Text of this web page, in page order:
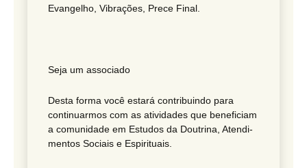
Evangelho, Vibrações, Prece Final.
Seja um associado
Desta forma você estará contri­buindo para
conti­nu­armos com as ativi­dades que bene­fi­ciam
a comu­ni­dade em Estudos da Doutrina, Aten­di­
mentos Sociais e Espirituais.